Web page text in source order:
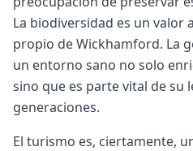
La biodiversidad es un valor
propio de Wickhamford. La
un entorno sano no solo
sino que es parte vital de su
generaciones.
El turismo es, ciertamente,